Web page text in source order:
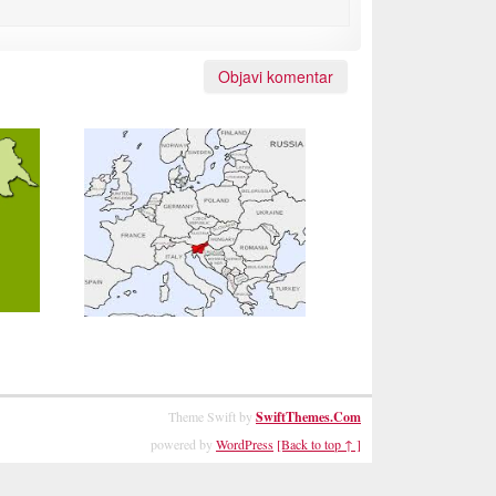
Theme Swift by SwiftThemes.Com
powered by WordPress [Back to top ↑ ]